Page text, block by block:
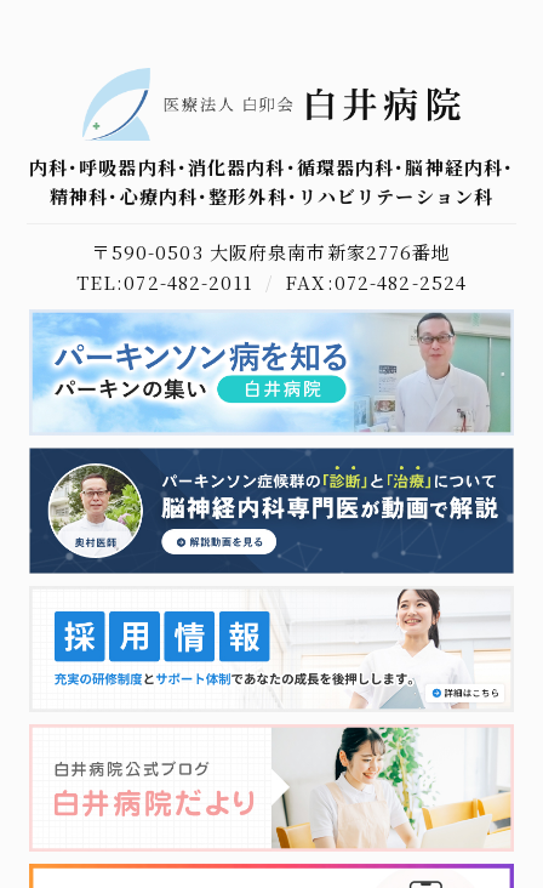
内科･呼吸器内科･消化器内科･循環器内科･脳神経内科･
精神科･心療内科･整形外科･リハビリテーション科
〒590-0503 大阪府泉南市新家2776番地
TEL:072-482-2011
/ FAX:072-482-2524